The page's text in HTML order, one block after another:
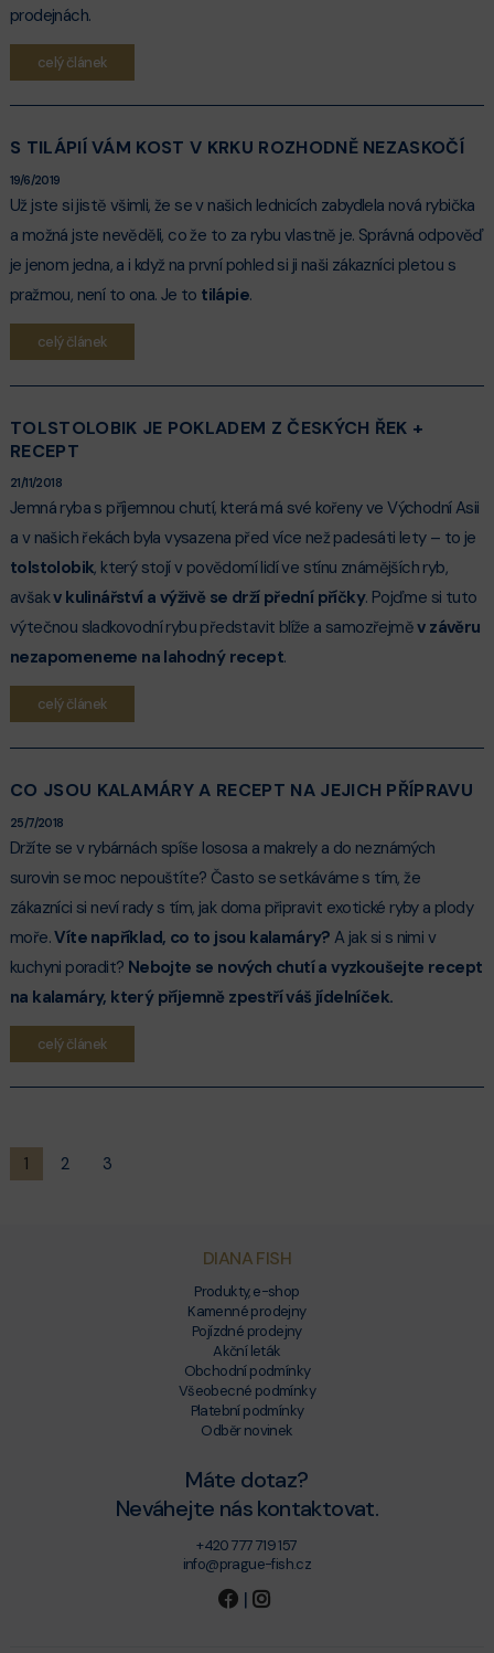
prodejnách.
celý článek
S TILÁPIÍ VÁM KOST V KRKU ROZHODNĚ NEZASKOČÍ
19/6/2019
Už jste si jistě všimli, že se v našich lednicích zabydlela nová rybička
a možná jste nevěděli, co že to za rybu vlastně je. Správná odpověď
je jenom jedna, a i když na první pohled si ji naši zákazníci pletou s
pražmou, není to ona. Je to tilápie.
celý článek
TOLSTOLOBIK JE POKLADEM Z ČESKÝCH ŘEK +
RECEPT
21/11/2018
Jemná ryba s příjemnou chutí, která má své kořeny ve Východní Asii
a v našich řekách byla vysazena před více než padesáti lety – to je
tolstolobik, který stojí v povědomí lidí ve stínu známějších ryb,
avšakv kulinářství a výživě se drží přední příčky. Pojďme si tuto
výtečnou sladkovodní rybu představit blíže a samozřejměv závěru
nezapomeneme na lahodný recept.
celý článek
CO JSOU KALAMÁRY A RECEPT NA JEJICH PŘÍPRAVU
25/7/2018
Držíte se v rybárnách spíše lososa a makrely a do neznámých
surovin se moc nepouštíte? Často se setkáváme s tím, že
zákazníci si neví rady s tím, jak doma připravit exotické ryby a plody
moře.Víte například, co to jsou kalamáry? A jak si s nimi v
kuchyni poradit? Nebojte se nových chutí a vyzkoušejte recept
na kalamáry, který příjemně zpestří váš jídelníček.
celý článek
1 2 3
DIANA FISH
Produkty, e-shop
Kamenné prodejny
Pojízdné prodejny
Akční leták
Obchodní podmínky
Všeobecné podmínky
Platební podmínky
Odběr novinek
Máte dotaz?
Neváhejte nás kontaktovat.
+420 777 719 157
info@prague-fish.cz
|